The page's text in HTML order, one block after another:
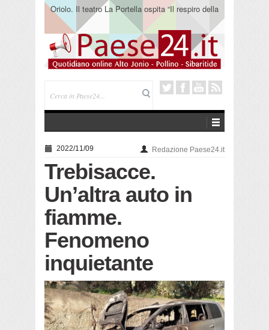
Oriolo. Il teatro La Portella ospita “Il respiro della
terra” del collettivo 365
2022/11/09 Redazione Paese24.it
Trebisacce.
Un’altra auto in
fiamme.
Fenomeno
inquietante